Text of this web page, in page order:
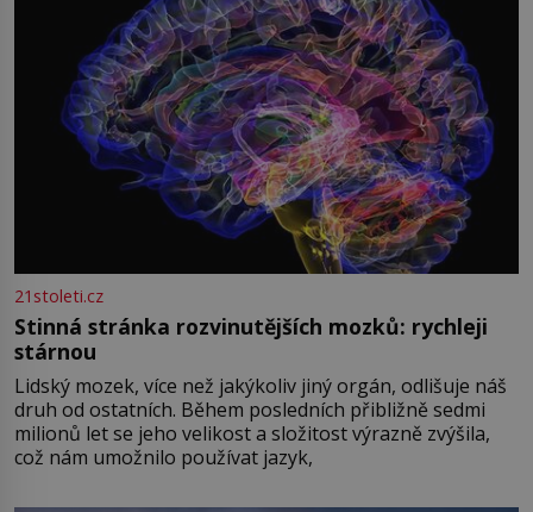
21stoleti.cz
Stinná stránka rozvinutějších mozků: rychleji
stárnou
Lidský mozek, více než jakýkoliv jiný orgán, odlišuje náš
druh od ostatních. Během posledních přibližně sedmi
milionů let se jeho velikost a složitost výrazně zvýšila,
což nám umožnilo používat jazyk,